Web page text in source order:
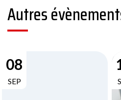
Autres
08
SEP